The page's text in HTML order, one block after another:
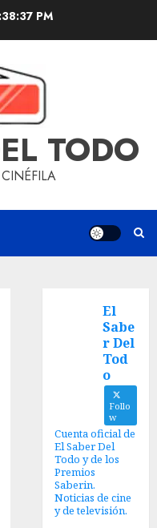
PM
TODO
El
Sabe
r Del
Tod
o
Follo
w
Cuenta oficial de
El Saber Del
Todo y de los
Premios
Saberin.
Noticias de cine
y de televisión.